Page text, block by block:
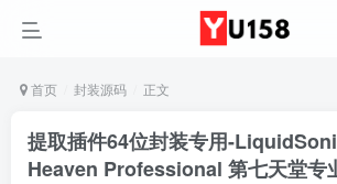
首页 封装源码 正文
提取插件64位封装专用-
Heaven Professional 第七天堂专